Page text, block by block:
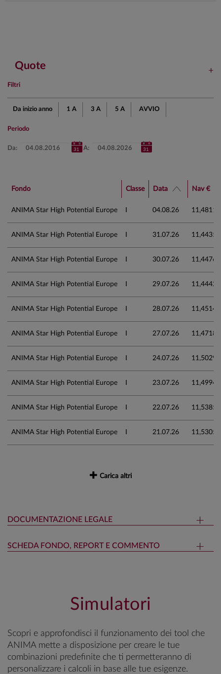
Quote
Filtri
Da inizio anno 1 A 3 A 5 A AVVIO
Periodo
Da: A:
Fondo Classe Data Nav €
ANIMA Star High Potential Europe 04.08.26 11,4811
ANIMA Star High Potential Europe 31.07.26 11,4435
ANIMA Star High Potential Europe 30.07.26 11,4476
ANIMA Star High Potential Europe 29.07.26 11,4442
ANIMA Star High Potential Europe 28.07.26 11,4514
ANIMA Star High Potential Europe 27.07.26 11,4718
ANIMA Star High Potential Europe 24.07.26 11,5029
ANIMA Star High Potential Europe 23.07.26 11,4994
ANIMA Star High Potential Europe 22.07.26 11,5385
ANIMA Star High Potential Europe 21.07.26 11,5305
Carica altri
DOCUMENTAZIONE LEGALE
SCHEDA FONDO, REPORT E COMMENTO
Simulatori
Scopri e approfondisci il funzionamento dei tool che
ANIMA mette a disposizione per creare le tue
combinazioni predefinite che ti permetteranno di
personalizzare i calcoli in base alle tue esigenze.